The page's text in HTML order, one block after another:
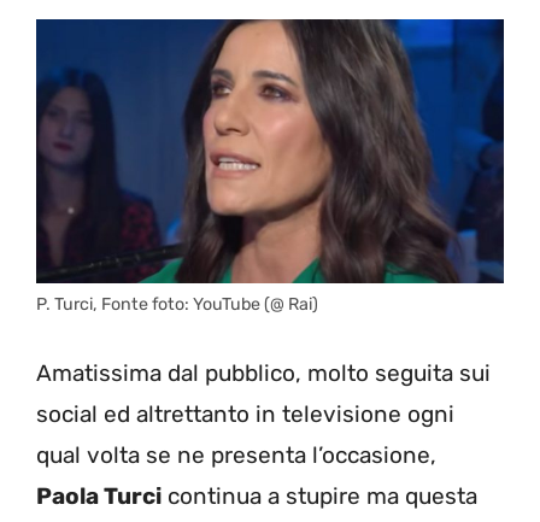
P. Turci, Fonte foto: YouTube (@ Rai)
Amatissima dal pubblico, molto seguita sui
social ed altrettanto in televisione ogni
qual volta se ne presenta l’occasione,
Paola Turci continua a stupire ma questa